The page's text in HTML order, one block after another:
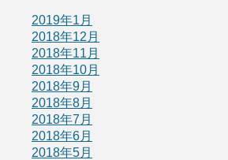
2019年1月
2018年12月
2018年11月
2018年10月
2018年9月
2018年8月
2018年7月
2018年6月
2018年5月